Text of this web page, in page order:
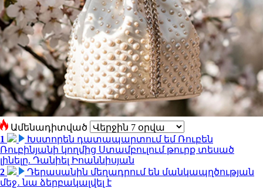
Ամենադիտված
1
Խստորեն դատապարտում եմ Ռուբեն
Ռուբինյանի կողմից Ստամբուլում թուրք տեսած
լինելը. Դանիել Իոաննիսյան
2
Դերասանին մեղադրում են մանկապղծության
մեջ․ նա ձերբակալվել է